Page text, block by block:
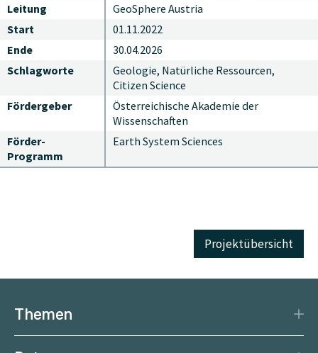
Leitung
GeoSphere Austria
Start
01.11.2022
Ende
30.04.2026
Schlagworte
Geologie, Natürliche Ressourcen,
Citizen Science
Fördergeber
Österreichische Akademie der
Wissenschaften
Förder-
Programm
Earth System Sciences
Projektübersicht
Themen